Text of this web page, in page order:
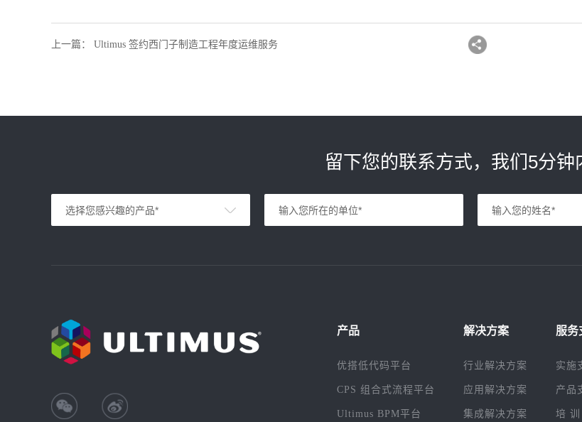
上一篇 ： Ultimus 签约西门子制造工程年度运维服务
留下您的联系方式，我们5分钟
产品
优搭低代码平台
CPS 组合式流程平台
Ultimus BPM平台
解决方案
行业解决方案
应用解决方案
集成解决方案
服务
实施
产品
培